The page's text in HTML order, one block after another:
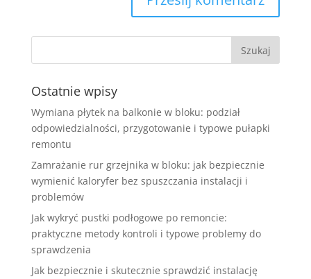
Ostatnie wpisy
Wymiana płytek na balkonie w bloku: podział
odpowiedzialności, przygotowanie i typowe pułapki
remontu
Zamrażanie rur grzejnika w bloku: jak bezpiecznie
wymienić kaloryfer bez spuszczania instalacji i
problemów
Jak wykryć pustki podłogowe po remoncie:
praktyczne metody kontroli i typowe problemy do
sprawdzenia
Jak bezpiecznie i skutecznie sprawdzić instalację